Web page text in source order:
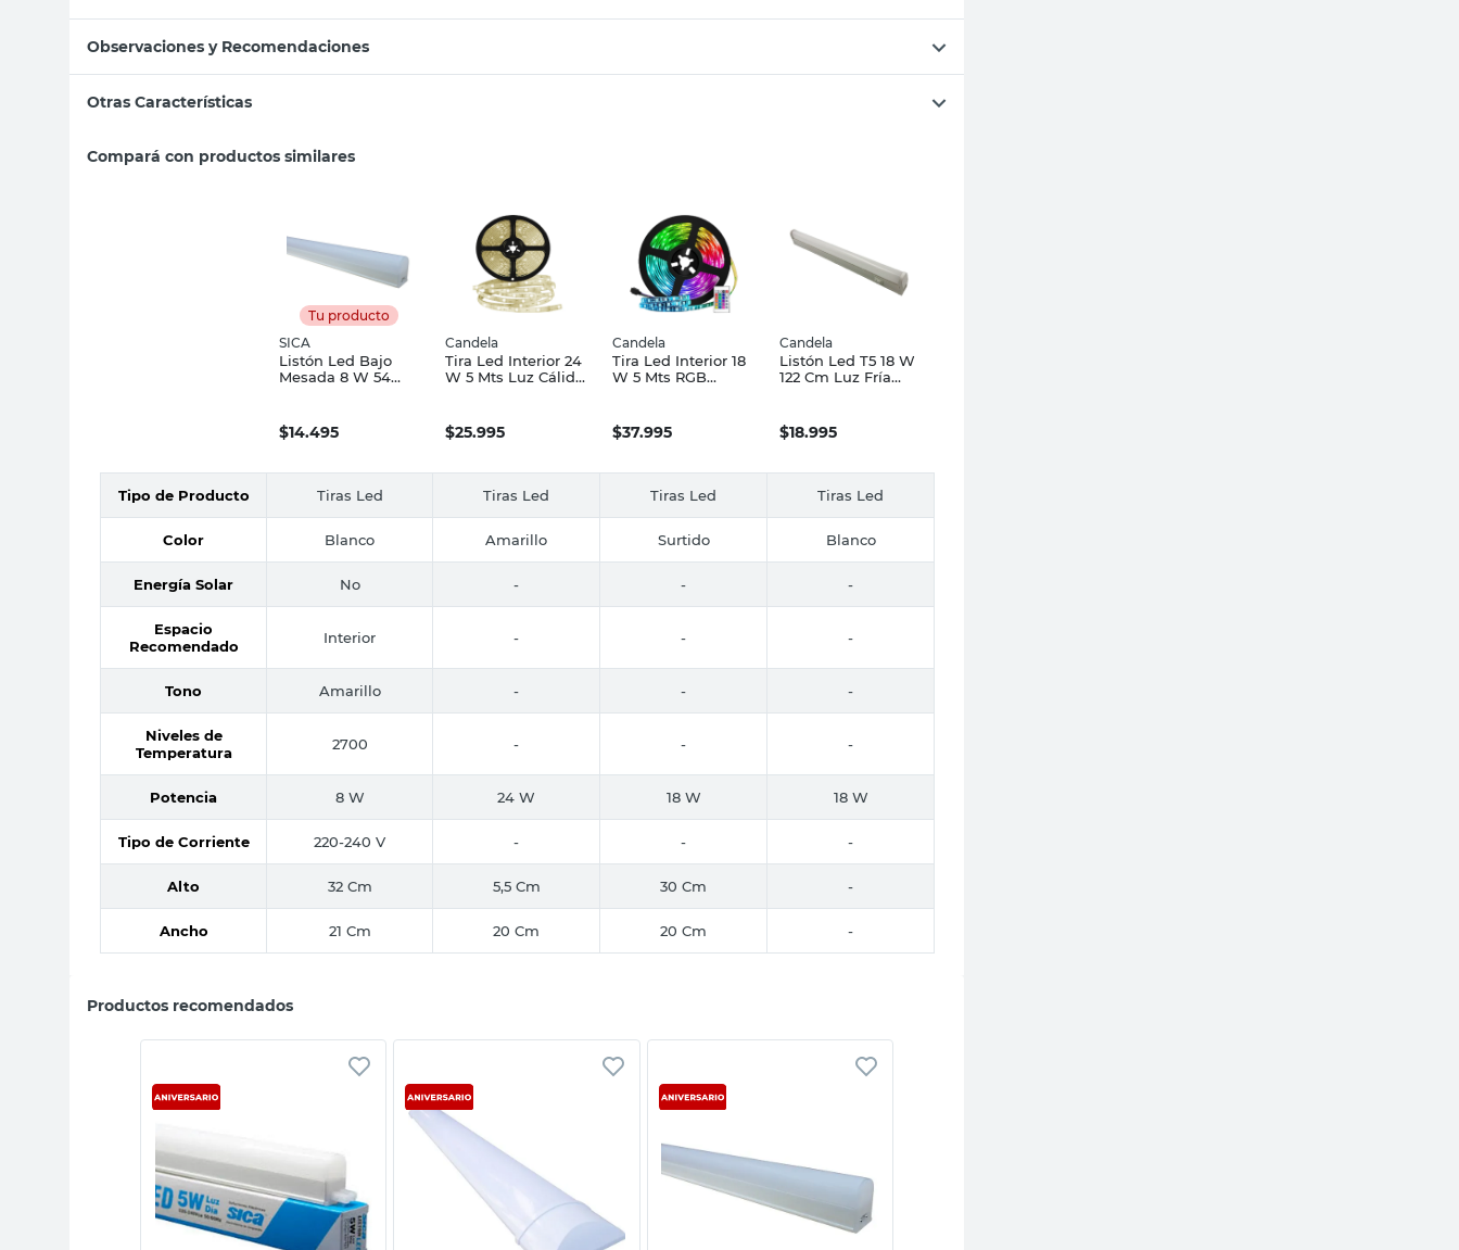
Observaciones y Recomendaciones
Otras Características
Compará con productos similares
Tu producto
SICA
Listón Led Bajo
Mesada 8 W 54
$14.495
Candela
Tira Led Interior 24
W 5 Mts Luz Cálida
$25.995
Candela
Tira Led Interior 18
W 5 Mts RGB
$37.995
Candela
Listón Led T5 18 W
122 Cm Luz Fría
$18.995
Tipo de Producto Tiras Led Tiras Led Tiras Led Tiras Led
Color Blanco Amarillo Surtido Blanco
Energía Solar No - - -
Espacio
Recomendado
Interior - - -
Tono Amarillo - - -
Niveles de
Temperatura
2700 - - -
Potencia 8 W 24 W 18 W 18 W
Tipo de Corriente 220-240 V - - -
Alto 32 Cm 5,5 Cm 30 Cm -
Ancho 21 Cm 20 Cm 20 Cm -
Productos recomendados
Vista rápida Vista rápida